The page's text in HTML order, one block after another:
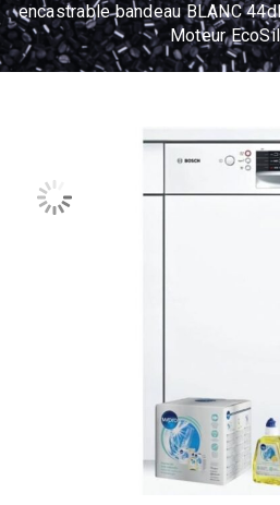
encastrable bandeau BLANC
Moteur